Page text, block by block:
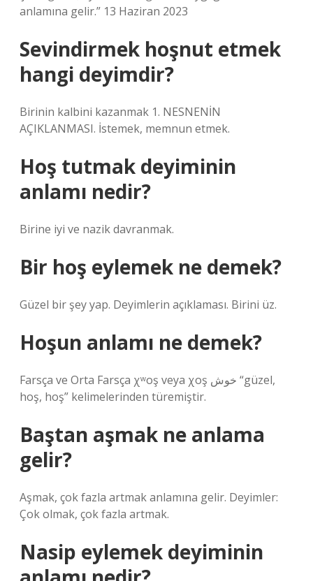
anlamına gelir.” 13 Haziran 2023
Sevindirmek hoşnut etmek
hangi deyimdir?
Birinin kalbini kazanmak 1. NESNENİN
AÇIKLANMASI. İstemek, memnun etmek.
Hoş tutmak deyiminin
anlamı nedir?
Birine iyi ve nazik davranmak.
Bir hoş eylemek ne demek?
Güzel bir şey yap. Deyimlerin açıklaması. Birini üz.
Hoşun anlamı ne demek?
Farsça ve Orta Farsça χʷoş veya χoş خوش “güzel,
hoş, hoş” kelimelerinden türemiştir.
Baştan aşmak ne anlama
gelir?
Aşmak, çok fazla artmak anlamına gelir. Deyimler:
Çok olmak, çok fazla artmak.
Nasip eylemek deyiminin